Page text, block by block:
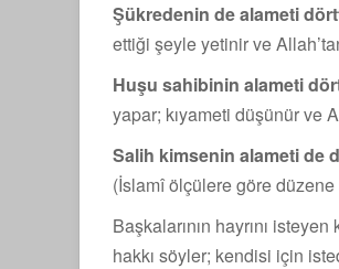
Şükredenin de alameti
ettiği şeyle yetinir ve
Huşu sahibinin alameti
yapar; kıyameti düşünür ve
Salih kimsenin alameti de
(İslamî ölçülere göre düzene
Başkalarının hayrını
hakkı söyler; kendisi için